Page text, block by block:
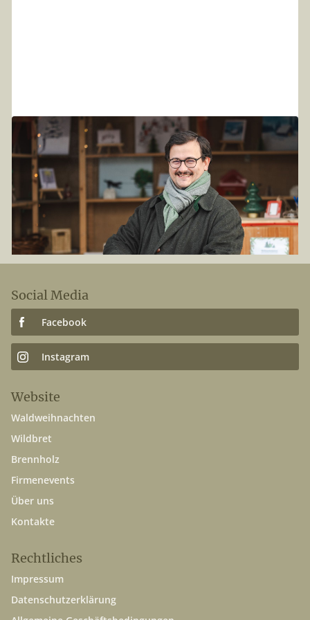
11 .2024
Weihnachtskarten - Aktion 2024
Weihnachtskarten - Aktion 2024: Für jede gekaufte Karte
pflanzen wir einen Baum! Unterstützen Sie Aufforstung,
wählen Sie aus neuen Motiven und senden Sie
Social Media
Facebook
Instagram
Website
Waldweihnachten
Wildbret
Brennholz
Firmenevents
Über uns
Kontakte
Rechtliches
Impressum
Datenschutzerklärung